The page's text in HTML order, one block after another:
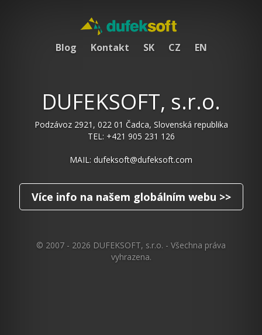
Blog Kontakt SK CZ EN
DUFEKSOFT, s.r.o.
Podzávoz 2921, 022 01 Čadca, Slovenská republika
TEL: +421 905 231 126
MAIL: dufeksoft@dufeksoft.com
Více info na našem globálním webu >>
© 2007 - 2026 DUFEKSOFT, s.r.o. - Všechna práva
vyhrazena.